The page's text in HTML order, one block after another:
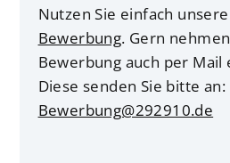
Nutzen Sie einfach unsere
Bewerbung. Gern
Bewerbung auch per Mail
Diese senden Sie bitte an:
Bewerbung@292910.de